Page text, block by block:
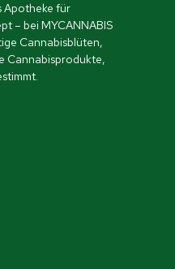
Apotheke für
– bei MYCANNABIS
Cannabisblüten,
Cannabisprodukte,